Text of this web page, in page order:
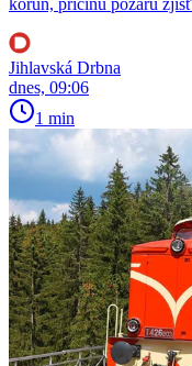
korun, příčinu požáru
Jihlavská Drbna
dnes, 09:06
1 min